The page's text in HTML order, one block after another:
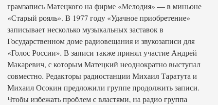
грамзапись Матецкого на фирме «Мелодия» — в миньоне
«Старый рояль». В 1977 году «Удачное приобретение»
записывает несколько музыкальных заставок в
Государственном доме радиовещания и звукозаписи для
«Голос России». В записи также принял участие Андрей
Макаревич, с которым Матецкий неоднократно выступал
совместно. Редакторы радиостанции Михаил Таратута и
Михаил Осокин предложили группе продолжить записи.
Чтобы избежать проблем с властями, на радио группа